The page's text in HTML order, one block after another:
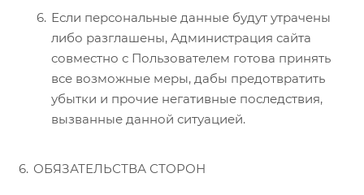
Если персональные данные будут утрачены
либо разглашены, Администрация сайта
совместно с Пользователем готова принять
все возможные меры, дабы предотвратить
убытки и прочие негативные последствия,
вызванные данной ситуацией.
ОБЯЗАТЕЛЬСТВА СТОРОН